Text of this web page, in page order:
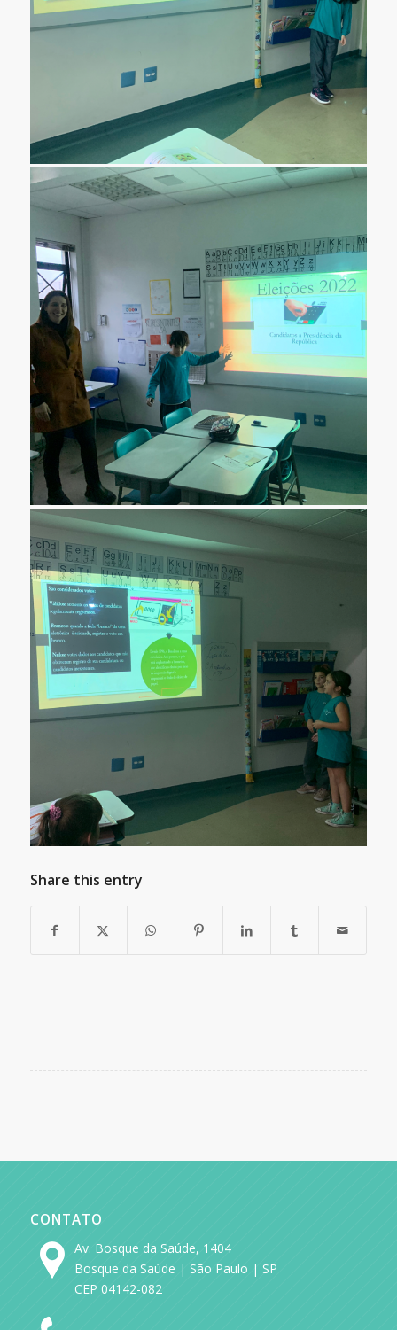
Share this entry
CONTATO
Av. Bosque da Saúde, 1404
Bosque da Saúde | São Paulo | SP
CEP 04142-082